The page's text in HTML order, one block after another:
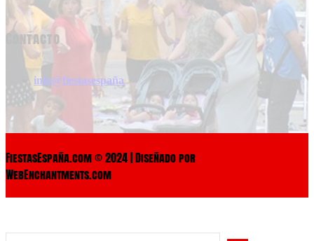
Contacto
info@fiestasespaña
FiestasEspaña.com © 2024 | Diseñado por
WebEnchantments.com